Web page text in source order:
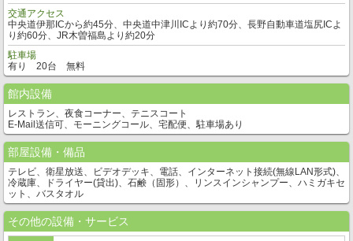
交通アクセス
中央道伊那ICから約45分、中央道中津川ICより約70分、長野自動車道塩尻ICよ
り約60分、JR木曽福島より約20分
駐車場
有り 20台 無料
館内設備
レストラン、夜食コーナー、テニスコート
E-Mail送信可、モーニングコール、宅配便、駐車場あり
部屋設備・備品
テレビ、衛星放送、ビデオデッキ、電話、インターネット接続(無線LAN形式)、
冷蔵庫、ドライヤー(貸出)、石鹸（固形）、リンスインシャンプー、ハミガキセ
ット、バスタオル
その他の設備・サービス